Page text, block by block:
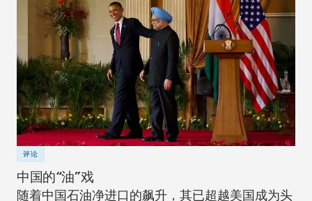
评论
中国的“油”戏
随着中国石油净进口的飙升，其已超越美国成为头